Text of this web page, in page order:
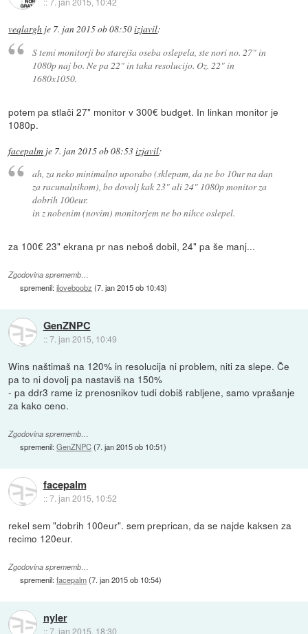
veqlargh je 7. jan 2015 ob 08:50izjavil:
S temi monitorji bo starejša oseba oslepela, ste nori no. 27" in
1080p naj bo. Ne pa 22" in taka resolucijo. Oz. 22" in
1680x1050.
potem pa stlači 27" monitor v 300€ budget. In linkan monitor je
1080p.
facepalm je 7. jan 2015 ob 08:53izjavil:
ah, za neko minimalno uporabo (sklepam, da ne bo 10ur na dan
za racunalnikom), bo dovolj kak 23" ali 24" 1080p monitor za
dobrih 100eur.
in z nobenim (novim) monitorjem ne bo nihce oslepel.
za 100€ 23" ekrana pr nas neboš dobil, 24" pa še manj...
Zgodovina sprememb…
spremenil:iloveboobz (7. jan 2015 ob 10:43)
GenZNPC
::7. jan 2015, 10:49
Wins naštimaš na 120% in resolucija ni problem, niti za slepe. Če
pa to ni dovolj pa nastaviš na 150%
- pa ddr3 rame iz prenosnikov tudi dobiš rabljene, samo vprašanje
za kako ceno.
Zgodovina sprememb…
spremenil:GenZNPC(7. jan 2015 ob 10:51)
facepalm
::7. jan 2015, 10:52
rekel sem "dobrih 100eur". sem preprican, da se najde kaksen za
recimo 120eur.
Zgodovina sprememb…
spremenil:facepalm(7. jan 2015 ob 10:54)
nyler
::7. jan 2015, 18:30